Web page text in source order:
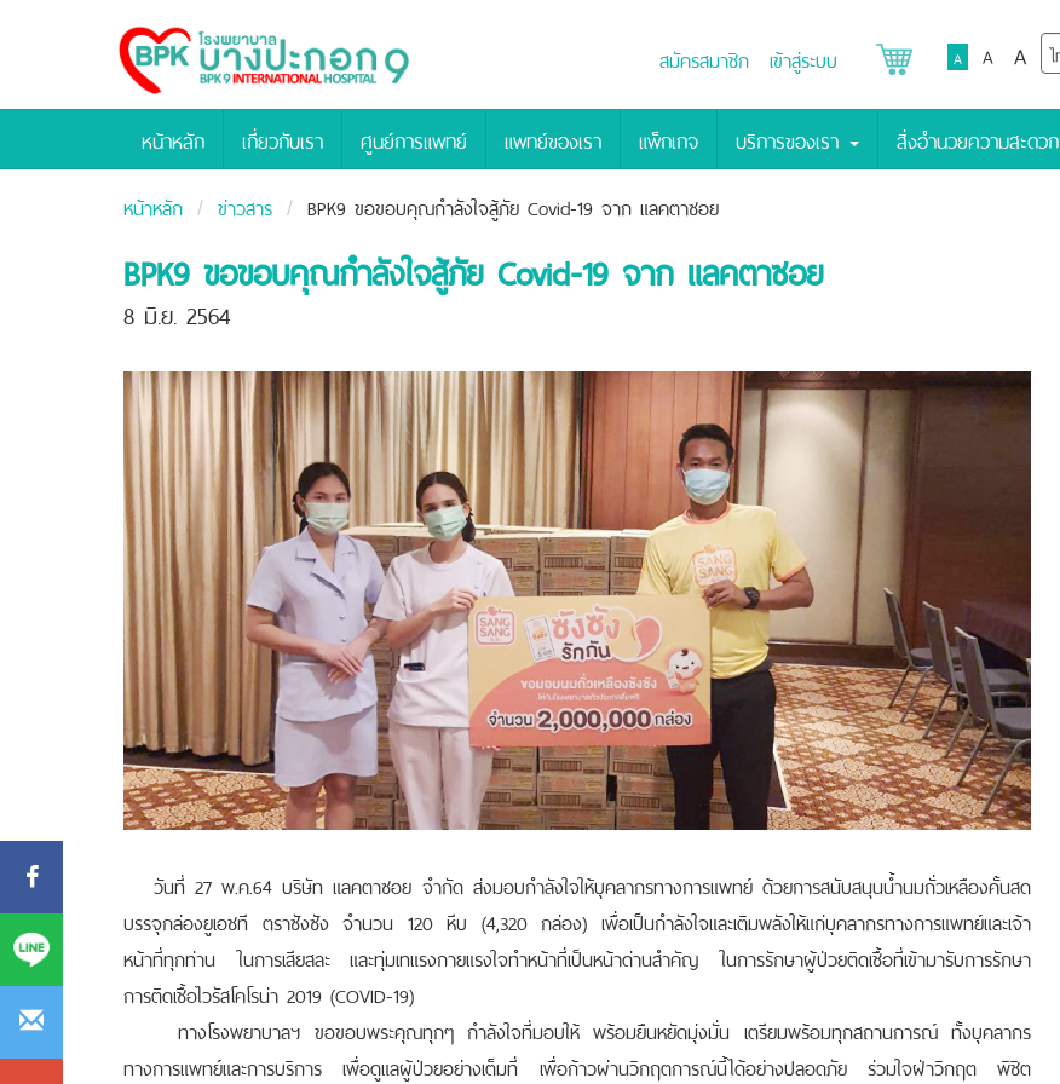
Bangpakok
Hospital
สมัครสมาชิก เข้าสู่ระบบ A A A
หน้าหลัก เกี่ยวกับเรา ศูนย์การแพทย์ แพทย์ของเรา แพ็กเกจ บริการของเรา สิ่งอำนวยความสะดวก
หน้าหลัก ข่าวสาร BPK9 ขอขอบคุณกำลังใจสู้ภัย Covid-19 จาก แลคตาซอย
BPK9 ขอขอบคุณกำลังใจสู้ภัย Covid-19 จาก แลคตาซอย
8 มิ.ย. 2564
วันที่ 27 พ.ค.64 บริษัท แลคตาซอย จำกัด ส่งมอบกำลังใจให้บุคลากรทางการแพทย์ ด้วยการสนับสนุนน้ำนมถั่วเหลืองคั้นสด
บรรจุกล่องยูเอชที ตราซังซัง จำนวน 120 หีบ (4,320 กล่อง) เพื่อเป็นกำลังใจและเติมพลังให้แก่บุคลากรทางการแพทย์และเจ้า
หน้าที่ทุกท่าน ในการเสียสละ และทุ่มเทแรงกายแรงใจทำหน้าที่เป็นหน้าด่านสำคัญ ในการรักษาผู้ป่วยติดเชื้อที่เข้ามารับการรักษา
การติดเชื้อไวรัสโคโรน่า 2019 (COVID-19)
ทางโรงพยาบาลฯ ขอขอบพระคุณทุกๆ กำลังใจที่มอบให้ พร้อมยืนหยัดมุ่งมั่น เตรียมพร้อมทุกสถานการณ์ ทั้งบุคลากร
ทางการแพทย์และการบริการ เพื่อดูแลผู้ป่วยอย่างเต็มที่ เพื่อก้าวผ่านวิกฤตการณ์นี้ได้อย่างปลอดภัย ร่วมใจฝ่าวิกฤต พิชิต